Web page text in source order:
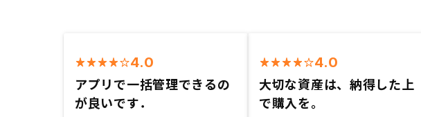
4.0
アプリで一括管理できるの
が良いです．
4.0
大切な資産は、納得した上
で購入を。